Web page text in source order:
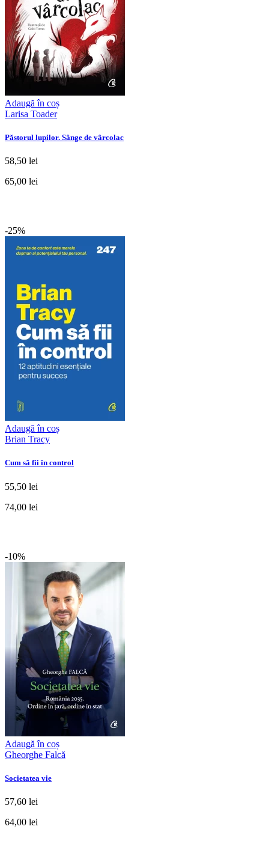
Adaugă în coș
Larisa Toader
Păstorul lupilor. Sânge de vârcolac
58,50 lei
65,00 lei
-25%
Adaugă în coș
Brian Tracy
Cum să fii în control
55,50 lei
74,00 lei
-10%
Adaugă în coș
Gheorghe Falcă
Societatea vie
57,60 lei
64,00 lei